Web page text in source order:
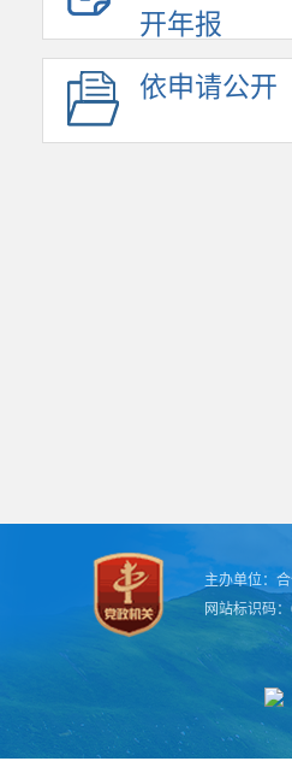
开年报
依申请公开
主办单位：
网站标识码：